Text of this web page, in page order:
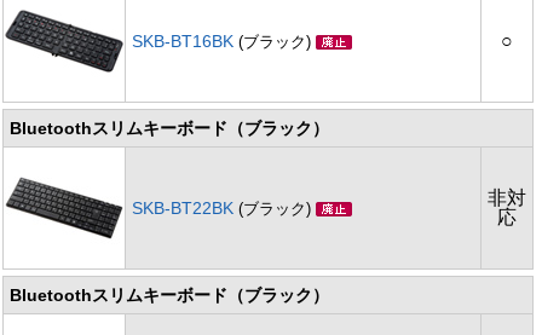
SKB-BT16BK (ブラック) ○
Bluetoothスリムキーボード（ブラック）
SKB-BT22BK (ブラック)
非対
応
Bluetoothスリムキーボード（ブラック）